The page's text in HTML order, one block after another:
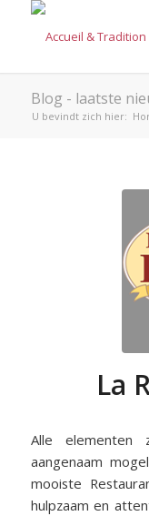
Blog - laatste
U bevindt zich hier:
La
Alle
aangenaam
mooiste
hulpzaam en